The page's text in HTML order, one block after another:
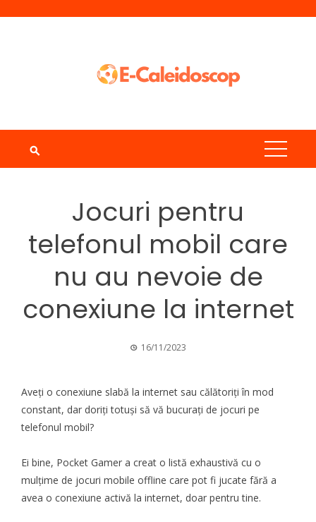
Jocuri pentru
telefonul mobil care
nu au nevoie de
conexiune la internet
16/11/2023
Aveți o conexiune slabă la internet sau călătoriți în mod
constant, dar doriți totuși să vă bucurați de jocuri pe
telefonul mobil?
Ei bine, Pocket Gamer a creat o listă exhaustivă cu o
mulțime de jocuri mobile offline care pot fi jucate fără a
avea o conexiune activă la internet, doar pentru tine.